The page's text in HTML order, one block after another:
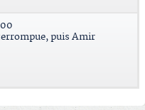
puis Amir